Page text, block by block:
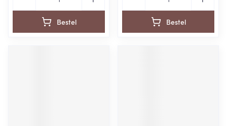
Bestel Bestel